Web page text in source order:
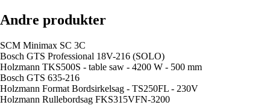
Andre produkter
SCM Minimax SC 3C
Bosch GTS Professional 18V-216 (SOLO)
Holzmann TKS500S - table saw - 4200 W - 500 mm
Bosch GTS 635-216
Holzmann Format Bordsirkelsag - TS250FL - 230V
Holzmann Rullebordsag FKS315VFN-3200